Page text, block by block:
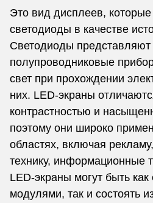
Это вид дисплеев,
светодиоды в качестве
Светодиоды представляют
полупроводниковые
свет при прохождении
них. LED-экраны
контрастностью и
поэтому они широко
областях, включая
технику, информационные
LED-экраны могут быть
модулями, так и состоять